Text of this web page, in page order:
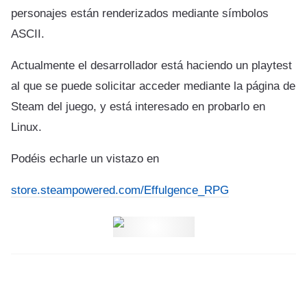
personajes están renderizados mediante símbolos
ASCII.
Actualmente el desarrollador está haciendo un playtest
al que se puede solicitar acceder mediante la página de
Steam del juego, y está interesado en probarlo en
Linux.
Podéis echarle un vistazo en
store.steampowered.com/Effulgence_RPG